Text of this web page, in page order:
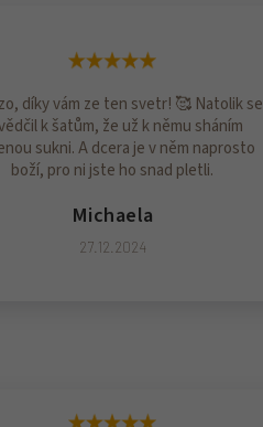
díky vám ze ten svetr! 🥰 Natolik se
k šatům, že už k němu sháním
sukni. A dcera je v něm naprosto
boží, pro ni jste ho snad pletli.
Michaela
27.12.2024